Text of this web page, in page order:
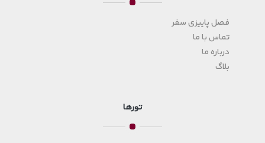
فصل پاییزی سفر
تماس با ما
درباره ما
بلاگ
تورها